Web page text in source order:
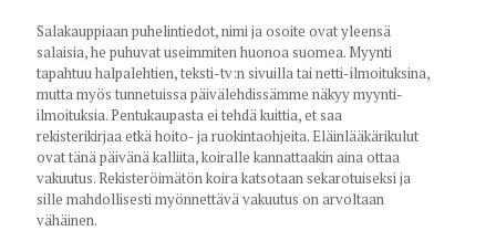
Salakauppiaan puhelintiedot, nimi ja osoite ovat yleensä
salaisia, he puhuvat useimmiten huonoa suomea. Myynti
tapahtuu halpalehtien, teksti-tv:n sivuilla tai netti-ilmoituksina,
mutta myös tunnetuissa päivälehdissämme näkyy myynti-
ilmoituksia. Pentukaupasta ei tehdä kuittia, et saa
rekisterikirjaa etkä hoito- ja ruokintaohjeita. Eläinlääkärikulut
ovat tänä päivänä kalliita, koiralle kannattaakin aina ottaa
vakuutus. Rekisteröimätön koira katsotaan sekarotuiseksi ja
sille mahdollisesti myönnettävä vakuutus on arvoltaan
vähäinen.